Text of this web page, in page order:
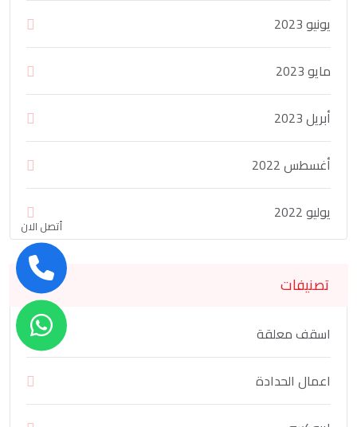
يونيو 2023
مايو 2023
أبريل 2023
أغسطس 2022
يوليو 2022
تصنيفات
اسقف معلقة
اعمال الحدادة
أتصل الان